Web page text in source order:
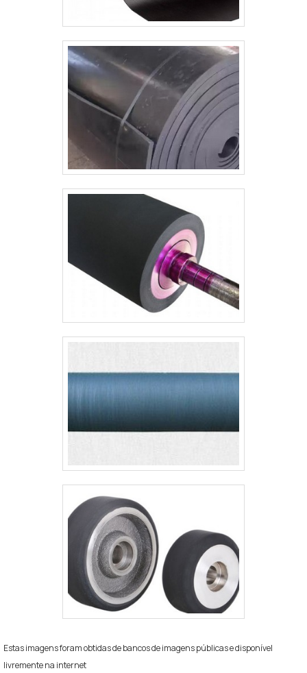
Estas imagens foram obtidas de bancos de imagens públicas e disponível
livremente na internet